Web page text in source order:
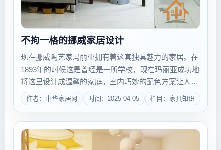
不拘一格的挪威家居设计
现在挪威陶艺家玛丽亚拥有着这套独具魅力的家居。在
1893年的时候这是曾经是一所学校，现在玛丽亚成功地
将这里设计成温馨的家庭。室内巧妙的配色方案让人特
别地非常，不拘一格的家具家饰相互搭配，创造出了挪
威式的复古混搭风格。...
作者：中华家居网 时间：2025-04-05 栏目：家具知识